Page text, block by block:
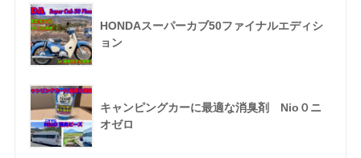
HONDAスーパーカブ50ファイナルエディシ
ョン
キャンピングカーに最適な消臭剤 Nio０ニ
オゼロ